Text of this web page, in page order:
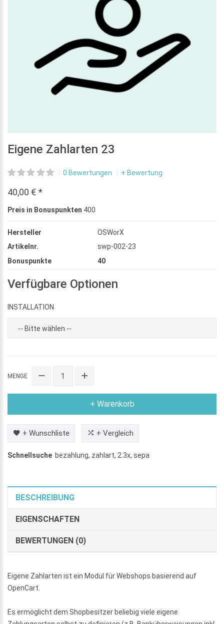
Eigene Zahlarten 23
0 Bewertungen + Bewertung
40,00 € *
Preis in Bonuspunkten 400
Hersteller
OSWorX
Artikelnr.
swp-002-23
Bonuspunkte
40
Verfügbare Optionen
INSTALLATION
MENGE
+ Warenkorb
+ Wunschliste + Vergleich
Schnellsuche bezahlung, zahlart, 2.3x, sepa
BESCHREIBUNG
EIGENSCHAFTEN
BEWERTUNGEN (0)
Eigene Zahlarten ist ein Modul für Webshops basierend auf
OpenCart.
Es ermöglicht dem Shopbesitzer beliebig viele eigene